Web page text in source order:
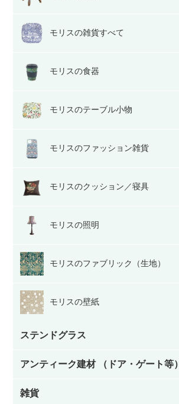
ステンドグラス
花柄
アンティーク建材 （ドア・ゲート等）
雑貨
モリスの雑貨すべて
モリスの食器
モリスのテーブル小物
モリスのファッション雑貨
モリスのクッション／寝具
モリスの照明
モリスのファブリック（生地）
モリスの壁紙